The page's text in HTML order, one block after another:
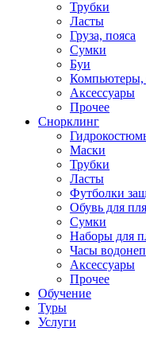
Трубки
Ласты
Груза, пояса
Сумки
Буи
Компьютеры,
Аксессуары
Прочее
Снорклинг
Маски
Трубки
Ласты
Футболки
Обувь для
Сумки
Наборы для
Часы
Аксессуары
Прочее
Обучение
Туры
Услуги